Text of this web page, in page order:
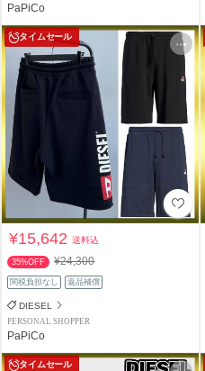
PaPiCo
タイムセール
¥15,642送料込
35%OFF ¥24,300
関税負担なし 返品補償
DIESEL
PERSONAL SHOPPER
PaPiCo
タイムセール